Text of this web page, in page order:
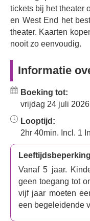
'Ah! Mes amis' ('Ah,
Mis deze
absolute favoriet
wereld, die u zeker
tickets bij het theater
en West End het
theater. Kaarten
nooit zo eenvoudig.
Informatie
Boeking tot:
vrijdag 24 juli 2026
Looptijd:
2hr 40min. Incl. 1
Vanaf 5 jaar.
geen toegang tot
vijf jaar moeten
een begeleidende